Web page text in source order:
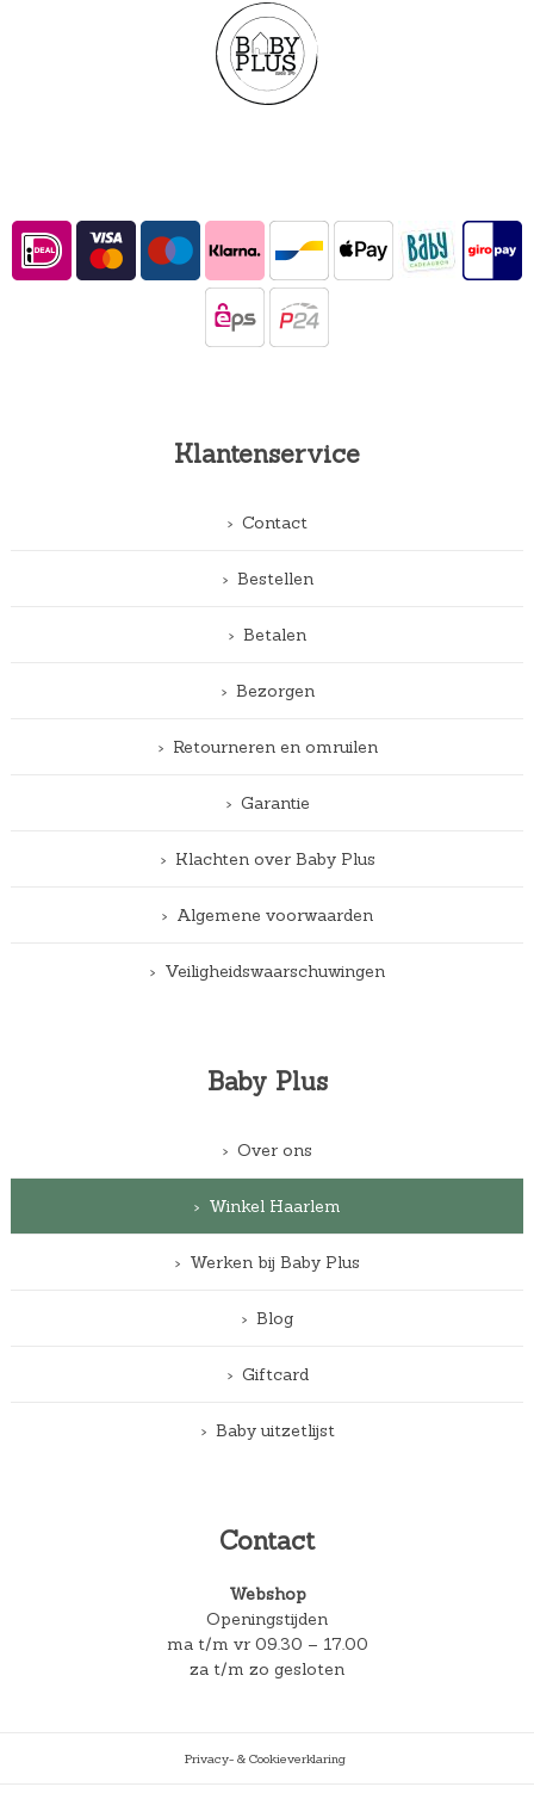
Klantenservice
Contact
Bestellen
Betalen
Bezorgen
Retourneren en omruilen
Garantie
Klachten over Baby Plus
Algemene voorwaarden
Veiligheidswaarschuwingen
Baby Plus
Over ons
Winkel Haarlem
Werken bij Baby Plus
Blog
Giftcard
Baby uitzetlijst
Contact
Webshop
Openingstijden
ma t/m vr 09.30 – 17.00
za t/m zo gesloten
Privacy- & Cookieverklaring